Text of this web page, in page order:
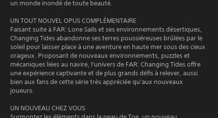
un monde inondé de toute beauté.
UN TOUT NOUVEL OPUS COMPLÉMENTAIRE
Faisant suite à FAR: Lone Sails et ses environnements désertiques,
Changing Tides abandonne ses terres poussiéreuses brûlées par le
soleil pour laisser place à une aventure en haute mer sous des cieux
orageux. Proposant de nouveaux environnements, puzzles et
mécaniques liées au navire, l'univers de FAR: Changing Tides offre
une expérience captivante et de plus grands défis à relever, aussi
bien aux fans de cette série très appréciée qu'aux nouveaux
joueurs.
UN NOUVEAU CHEZ VOUS